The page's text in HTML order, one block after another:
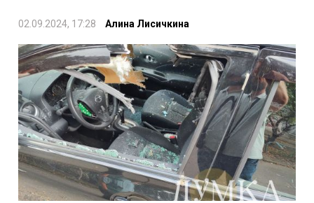
02.09.2024, 17:28 Алина Лисичкина